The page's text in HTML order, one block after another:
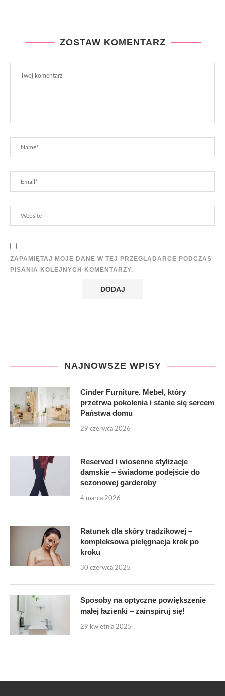
ZOSTAW KOMENTARZ
ZAPAMIĘTAJ MOJE DANE W TEJ PRZEGLĄDARCE PODCZAS
PISANIA KOLEJNYCH KOMENTARZY.
NAJNOWSZE WPISY
Cinder Furniture. Mebel, który
przetrwa pokolenia i stanie się sercem
Państwa domu
29 czerwca 2026
Reserved i wiosenne stylizacje
damskie – świadome podejście do
sezonowej garderoby
4 marca 2026
Ratunek dla skóry trądzikowej –
kompleksowa pielęgnacja krok po
kroku
30 czerwca 2025
Sposoby na optyczne powiększenie
małej łazienki – zainspiruj się!
29 kwietnia 2025